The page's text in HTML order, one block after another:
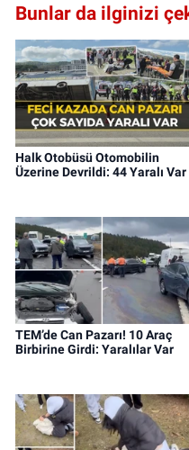
Bunlar da ilginizi
Halk Otobüsü Otomobilin
Üzerine Devrildi: 44 Yaralı Var
TEM’de Can Pazarı! 10 Araç
Birbirine Girdi: Yaralılar Var